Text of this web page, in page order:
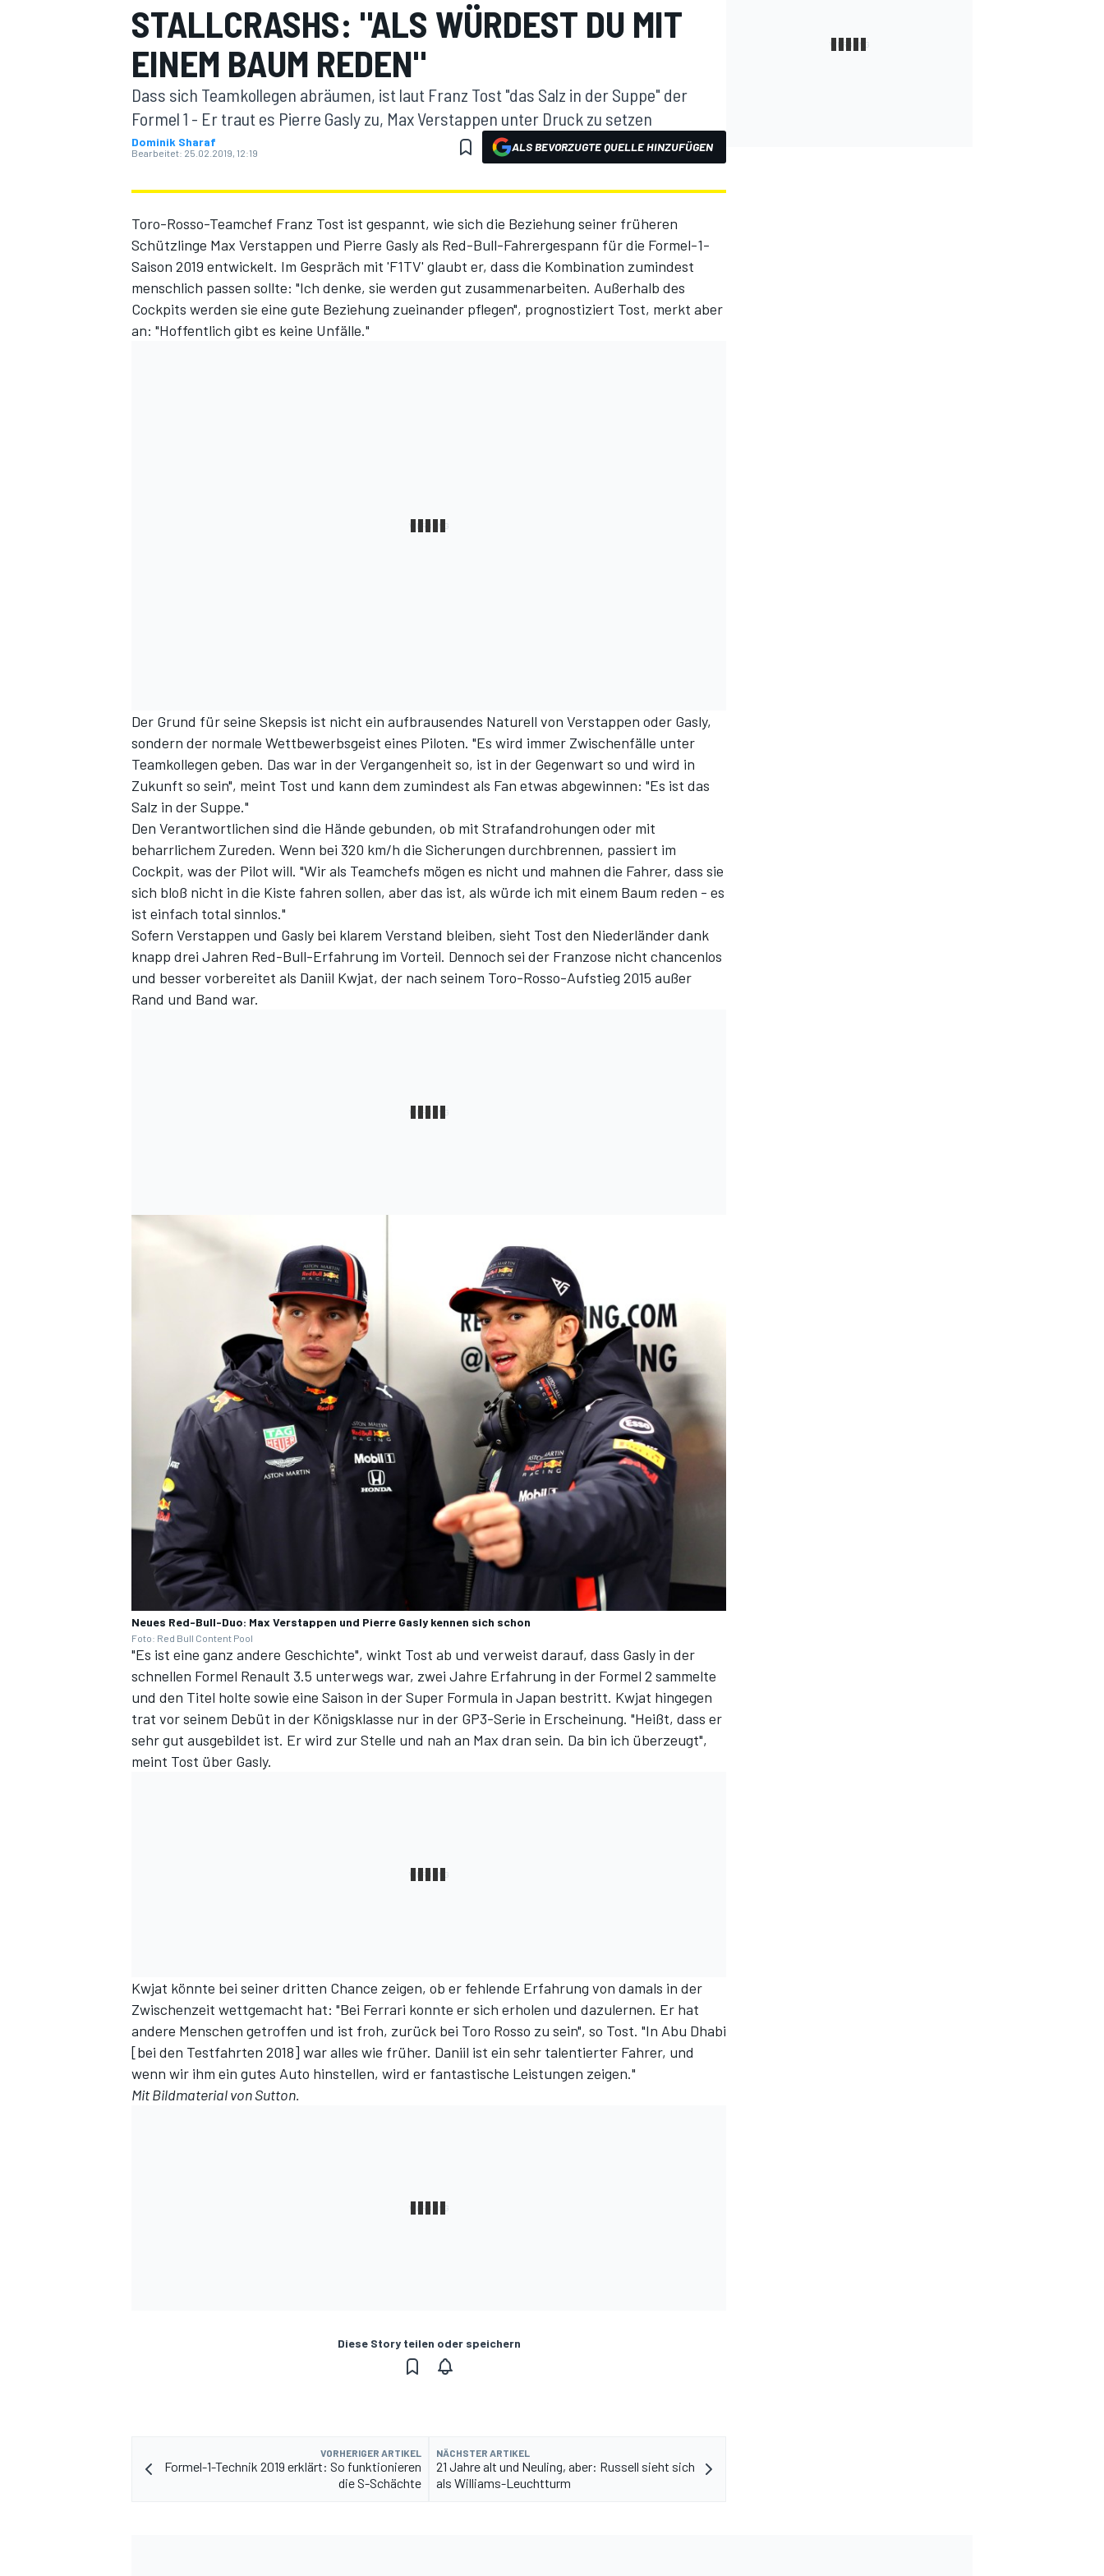
MOTOGP
STALLCRASHS: "ALS WÜRDEST DU MIT
EINEM BAUM REDEN"
Dass sich Teamkollegen abräumen, ist laut Franz Tost "das Salz in der Suppe" der
Formel 1 - Er traut es Pierre Gasly zu, Max Verstappen unter Druck zu setzen
Dominik Sharaf
Bearbeitet: 25.02.2019, 12:19 ALS BEVORZUGTE QUELLE HINZUFÜGEN
Toro-Rosso-Teamchef Franz Tost ist gespannt, wie sich die Beziehung seiner früheren
Schützlinge Max Verstappen und Pierre Gasly als Red-Bull-Fahrergespann für die Formel-1-
Saison 2019 entwickelt. Im Gespräch mit 'F1TV' glaubt er, dass die Kombination zumindest
menschlich passen sollte: "Ich denke, sie werden gut zusammenarbeiten. Außerhalb des
Cockpits werden sie eine gute Beziehung zueinander pflegen", prognostiziert Tost, merkt aber
an: "Hoffentlich gibt es keine Unfälle."
Der Grund für seine Skepsis ist nicht ein aufbrausendes Naturell von Verstappen oder Gasly,
sondern der normale Wettbewerbsgeist eines Piloten. "Es wird immer Zwischenfälle unter
Teamkollegen geben. Das war in der Vergangenheit so, ist in der Gegenwart so und wird in
Zukunft so sein", meint Tost und kann dem zumindest als Fan etwas abgewinnen: "Es ist das
Salz in der Suppe."
Den Verantwortlichen sind die Hände gebunden, ob mit Strafandrohungen oder mit
beharrlichem Zureden. Wenn bei 320 km/h die Sicherungen durchbrennen, passiert im
Cockpit, was der Pilot will. "Wir als Teamchefs mögen es nicht und mahnen die Fahrer, dass sie
sich bloß nicht in die Kiste fahren sollen, aber das ist, als würde ich mit einem Baum reden - es
ist einfach total sinnlos."
Sofern Verstappen und Gasly bei klarem Verstand bleiben, sieht Tost den Niederländer dank
knapp drei Jahren Red-Bull-Erfahrung im Vorteil. Dennoch sei der Franzose nicht chancenlos
und besser vorbereitet als Daniil Kwjat, der nach seinem Toro-Rosso-Aufstieg 2015 außer
Rand und Band war.
Neues Red-Bull-Duo: Max Verstappen und Pierre Gasly kennen sich schon
Foto: Red Bull Content Pool
"Es ist eine ganz andere Geschichte", winkt Tost ab und verweist darauf, dass Gasly in der
schnellen Formel Renault 3.5 unterwegs war, zwei Jahre Erfahrung in der Formel 2 sammelte
und den Titel holte sowie eine Saison in der Super Formula in Japan bestritt. Kwjat hingegen
trat vor seinem Debüt in der Königsklasse nur in der GP3-Serie in Erscheinung. "Heißt, dass er
sehr gut ausgebildet ist. Er wird zur Stelle und nah an Max dran sein. Da bin ich überzeugt",
meint Tost über Gasly.
Kwjat könnte bei seiner dritten Chance zeigen, ob er fehlende Erfahrung von damals in der
Zwischenzeit wettgemacht hat: "Bei Ferrari konnte er sich erholen und dazulernen. Er hat
andere Menschen getroffen und ist froh, zurück bei Toro Rosso zu sein", so Tost. "In Abu Dhabi
[bei den Testfahrten 2018] war alles wie früher. Daniil ist ein sehr talentierter Fahrer, und
wenn wir ihm ein gutes Auto hinstellen, wird er fantastische Leistungen zeigen."
Mit Bildmaterial von Sutton.
Diese Story teilen oder speichern
VORHERIGER ARTIKEL
Formel-1-Technik 2019 erklärt: So funktionieren
die S-Schächte
NÄCHSTER ARTIKEL
21 Jahre alt und Neuling, aber: Russell sieht sich
als Williams-Leuchtturm